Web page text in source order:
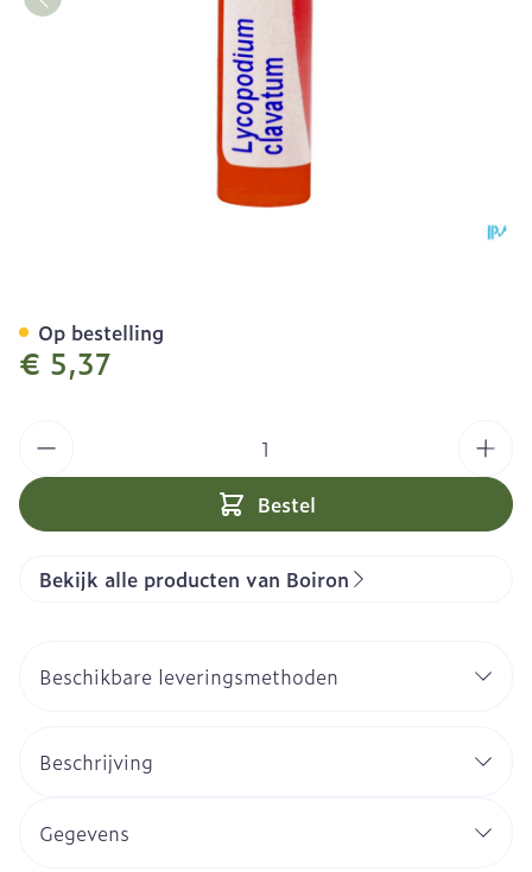
€ 5,37
Bestel
Op bestelling
Bekijk alle producten van Boiron
Beschikbare leveringsmethoden
Beschrijving
Gegevens